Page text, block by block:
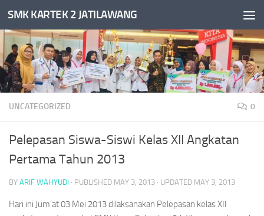
Skip to content
SMK KARTEK 2 JATILAWANG
UNCATEGORIZED 0
Pelepasan Siswa-Siswi Kelas XII Angkatan
Pertama Tahun 2013
BY ARIF WAHYUDI · PUBLISHED MAY 3, 2013 · UPDATED MAY 3, 2013
Hari ini Jum’at 03 Mei 2013 dilaksanakan Pelepasan kelas XII